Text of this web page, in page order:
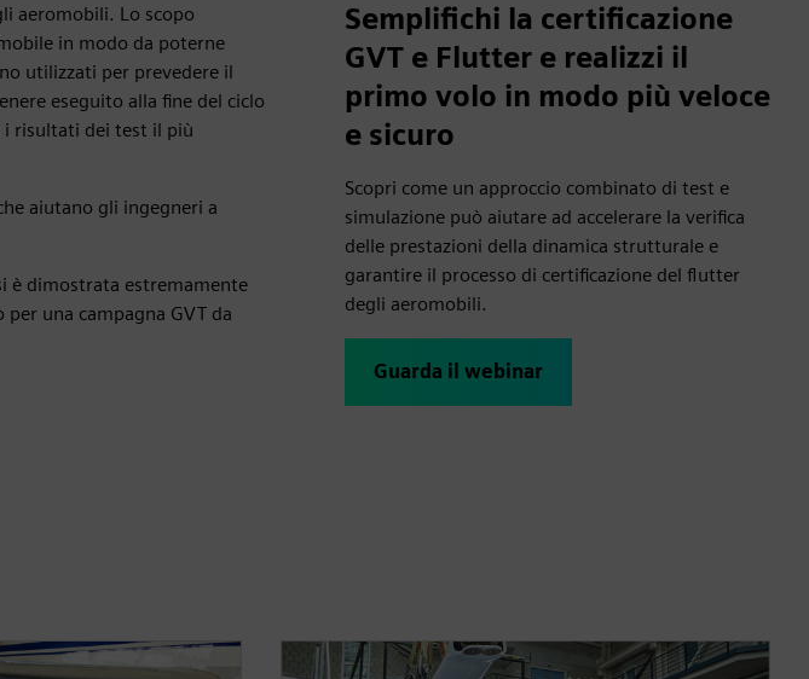
aeromobili. Lo scopo
in modo da poterne
utilizzati per prevedere il
eseguito alla fine del ciclo
i risultati dei test il più
aiutano gli ingegneri a
è dimostrata estremamente
una campagna GVT da
Semplifichi la certificazione
GVT e Flutter e realizzi il
primo volo in modo più veloce
e sicuro
Scopri come un approccio combinato di test e
simulazione può aiutare ad accelerare la verifica
delle prestazioni della dinamica strutturale e
garantire il processo di certificazione del flutter
degli aeromobili.
Guarda il webinar